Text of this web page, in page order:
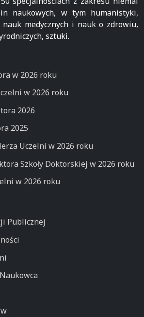
naukowych, w tym humanistyki,
nauk medycznych i nauk o zdrowiu,
sztuki.
w 2026 roku
w 2026 roku
2026
2025
Uczelni w 2026 roku
Szkoły Doktorskiej w 2026 roku
w 2026 roku
Publicznej